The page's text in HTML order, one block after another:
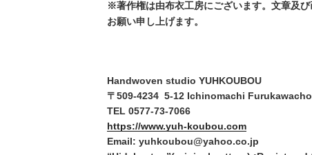
※著作権は由布衣工房にございます。文章及
お願い申し上げます。
Handwoven studio YUHKOUBOU
〒509-4234 5-12 Ichinomachi
TEL 0577-73-7066
https://www.yuh-koubou.com
Email: yuhkoubou@yahoo.co.jp